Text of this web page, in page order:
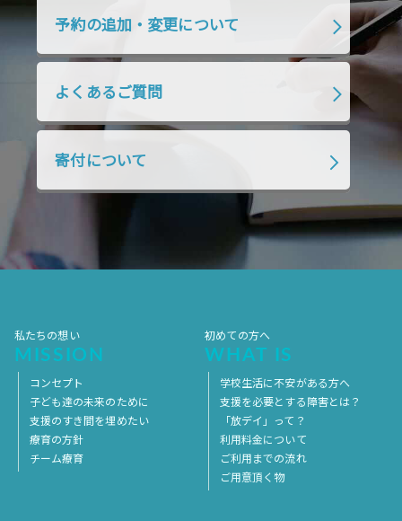
2019年4月
2018年7月 2018年6月
2018年4月 2018年3月 2018年2月
2018年1月 2017年12月
2017年10月 2017年9月 2017年8月
2017年5月
2017年4月
予約の追加・変更について
よくあるご質問
寄付について
私たちの想い
MISSION
コンセプト
子ども達の未来のために
支援のすき間を埋めたい
療育の方針
チーム療育
初めての方へ
WHAT IS
学校生活に不安がある方へ
支援を必要とする障害とは？
「放デイ」って？
利用料金について
ご利用までの流れ
ご用意頂く物